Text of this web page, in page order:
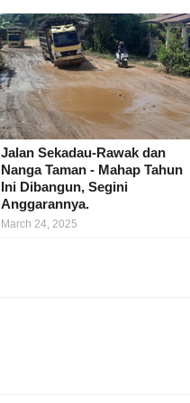
Jalan Sekadau-Rawak dan
Nanga Taman - Mahap Tahun
Ini Dibangun, Segini
Anggarannya.
March 24, 2025